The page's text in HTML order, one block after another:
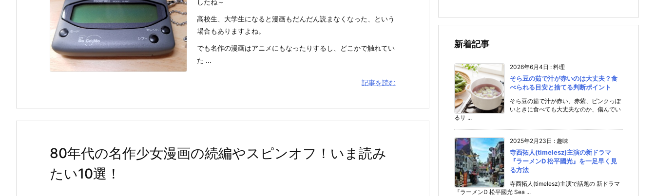
したね～
高校生、大学生になると漫画もだんだん読まなくなった、という
場合もありますよね。
でも名作の漫画はアニメにもなったりするし、どこかで触れてい
た ...
記事を読む
80年代の名作少女漫画の続編やスピンオフ！いま読み
たい10選！
新着記事
2026年6月4日 : 料理
そら豆の茹で汁が赤いのは大丈夫？食
べられる目安と捨てる判断ポイント
そら豆の茹で汁が赤い、赤紫、ピンクっぽ
いときに食べても大丈夫なのか、傷んでい
るサ ...
2025年2月23日 : 趣味
寺西拓人(timelesz)主演の新ドラマ
『ラーメンD 松平國光』を一足早く見
る方法
寺西拓人(timelesz)主演で話題の 新ドラマ
『ラーメンD 松平國光 Sea ...